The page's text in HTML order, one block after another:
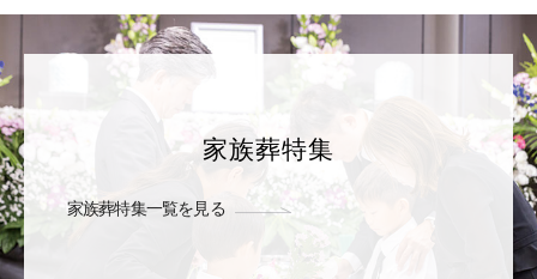
家族葬特集
家族葬特集一覧を見る